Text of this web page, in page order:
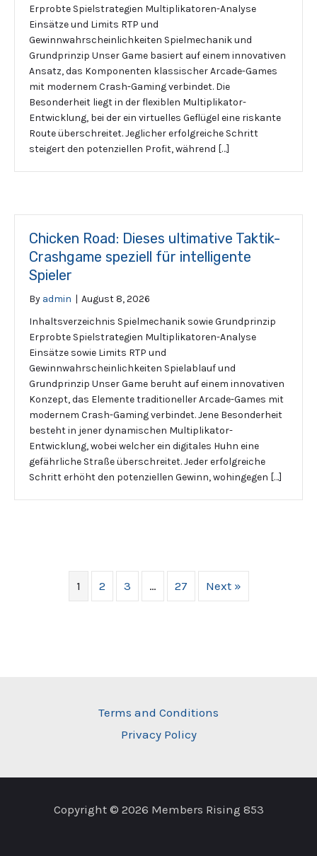
Erprobte Spielstrategien Multiplikatoren-Analyse
Einsätze und Limits RTP und
Gewinnwahrscheinlichkeiten Spielmechanik und
Grundprinzip Unser Game basiert auf einem innovativen
Ansatz, das Komponenten klassischer Arcade-Games
mit modernem Crash-Gaming verbindet. Die
Besonderheit liegt in der flexiblen Multiplikator-
Entwicklung, bei der ein virtuelles Geflügel eine riskante
Route überschreitet. Jeglicher erfolgreiche Schritt
steigert den potenziellen Profit, während […]
Chicken Road: Dieses ultimative Taktik-
Crashgame speziell für intelligente
Spieler
By admin | August 8, 2026
Inhaltsverzeichnis Spielmechanik sowie Grundprinzip
Erprobte Spielstrategien Multiplikatoren-Analyse
Einsätze sowie Limits RTP und
Gewinnwahrscheinlichkeiten Spielablauf und
Grundprinzip Unser Game beruht auf einem innovativen
Konzept, das Elemente traditioneller Arcade-Games mit
modernem Crash-Gaming verbindet. Jene Besonderheit
besteht in jener dynamischen Multiplikator-
Entwicklung, wobei welcher ein digitales Huhn eine
gefährliche Straße überschreitet. Jeder erfolgreiche
Schritt erhöht den potenziellen Gewinn, wohingegen […]
1 2 3 … 27 Next »
Terms and Conditions
Privacy Policy
Copyright © 2026 Members Rising 853